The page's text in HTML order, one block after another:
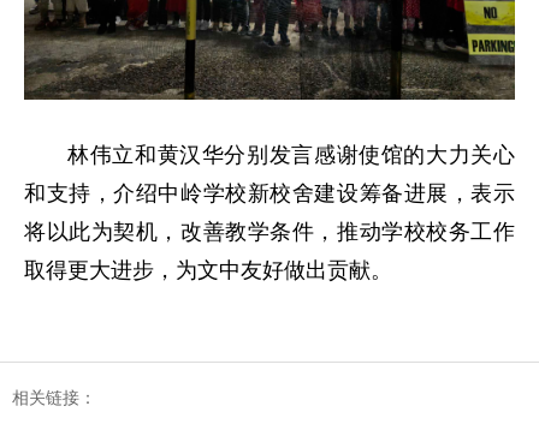
林伟立和黄汉华分别发言感谢使馆的大力关心
和支持，介绍中岭学校新校舍建设筹备进展，表示
将以此为契机，改善教学条件，推动学校校务工作
取得更大进步，为文中友好做出贡献。
相关链接：